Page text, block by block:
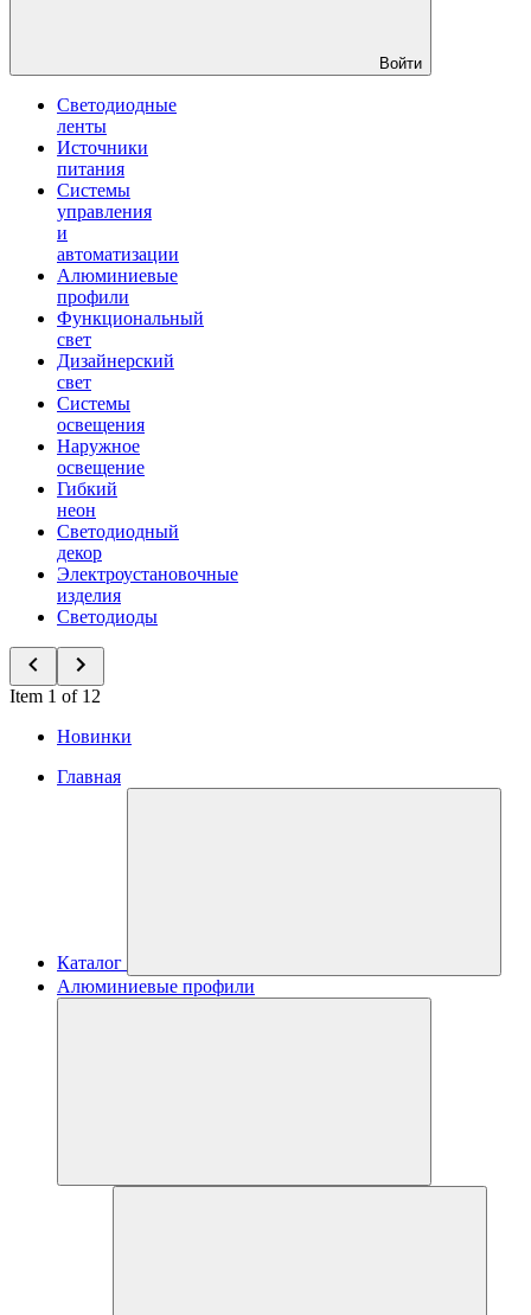
Войти
Светодиодные
ленты
Источники
питания
Системы
управления
и
автоматизации
Алюминиевые
профили
Функциональный
свет
Дизайнерский
свет
Системы
освещения
Наружное
освещение
Гибкий
неон
Светодиодный
декор
Электроустановочные
изделия
Светодиоды
Item 1 of 12
Новинки
Главная
Каталог
Алюминиевые профили